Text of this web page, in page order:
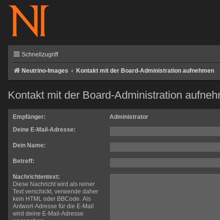
Schnellzugriff
Neutrino-Images Kontakt mit der Board-Administration aufnehmen
Kontakt mit der Board-Administration
Empfänger:
Administrator
Deine E-Mail-Adresse:
Dein Name:
Betreff:
Nachrichtentext:
Diese Nachricht wird als reiner
Text verschickt, verwende daher
kein HTML oder BBCode. Als
Antwort-Adresse für die E-Mail
wird deine E-Mail-Adresse